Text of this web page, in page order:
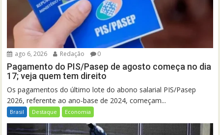
ago 6, 2026 Redação 0
Pagamento do PIS/Pasep de agosto começa no dia
17; veja quem tem direito
Os pagamentos do último lote do abono salarial PIS/Pasep
2026, referente ao ano-base de 2024, começam...
Brasil Destaque Economia